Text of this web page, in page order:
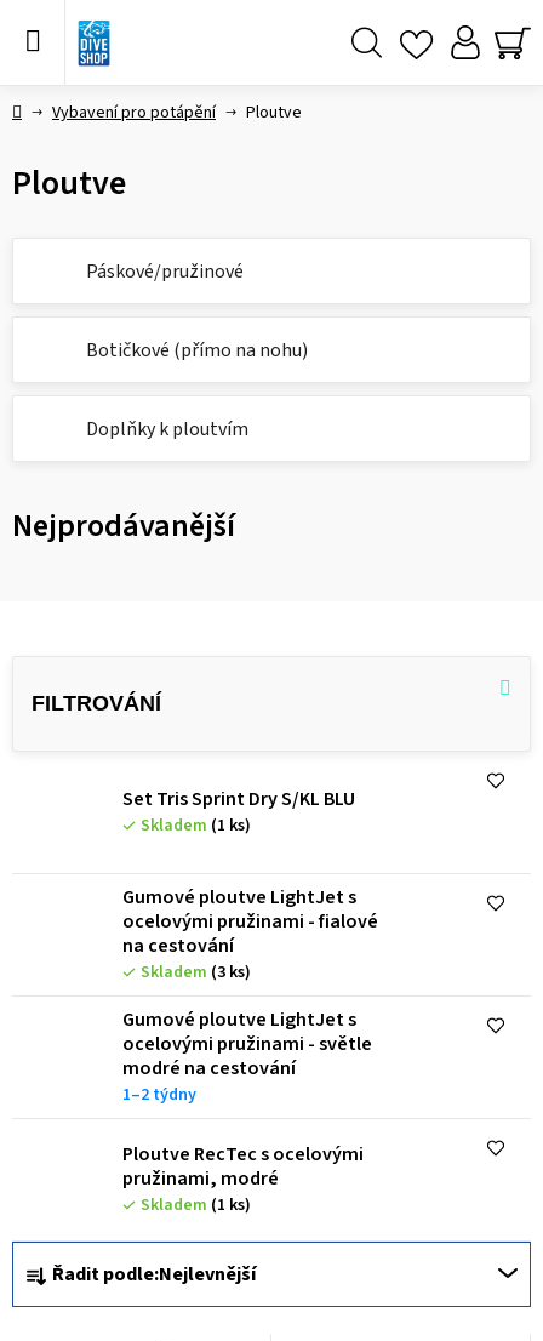
DomůVybavení pro potápění Ploutve
Ploutve
Páskové/pružinové
Botičkové (přímo na nohu)
Doplňky k ploutvím
Nejprodávanější
Set Tris Sprint Dry S/KL BLU
Skladem (1 ks)
Gumové ploutve LightJet s
ocelovými pružinami - fialové
na cestování
Skladem (3 ks)
Gumové ploutve LightJet s
ocelovými pružinami - světle
modré na cestování
1–2 týdny
Ploutve RecTec s ocelovými
pružinami, modré
Skladem (1 ks)
Ř
a
Řadit podle:Nejlevnější
V
r
u
ů